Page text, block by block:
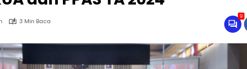
3 Min Baca
9